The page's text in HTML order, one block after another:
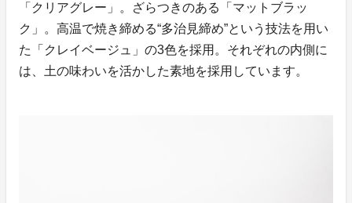
「クリアグレー」。ざらつきのある「マットブラッ
ク」。高温で焼き締める“多治見締め”という技法を用い
た「クレイベージュ」の3色を採用。それぞれの内側に
は、土の味わいを活かした素地を採用しています。